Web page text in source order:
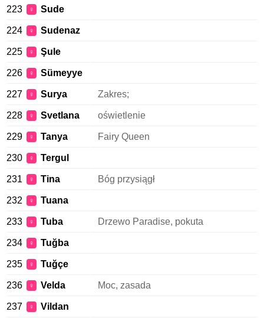
223 ♀ Sude
224 ♀ Sudenaz
225 ♀ Şule
226 ♀ Sümeyye
227 ♀ Surya Zakres;
228 ♀ Svetlana oświetlenie
229 ♀ Tanya Fairy Queen
230 ♀ Tergul
231 ♀ Tina Bóg przysiągł
232 ♀ Tuana
233 ♀ Tuba Drzewo Paradise, pokuta
234 ♀ Tuğba
235 ♀ Tuğçe
236 ♀ Velda Moc, zasada
237 ♀ Vildan